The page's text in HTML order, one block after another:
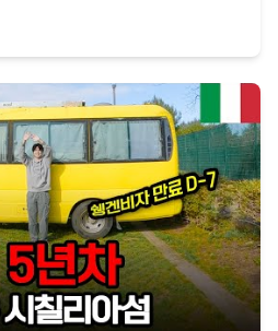
유튜브 '지금게르'는 다양한 장소,
저희의 일상을 공유하는 공간입
니다. e-mail. jigeumgernail@gmail.com / BGM. artlist.io